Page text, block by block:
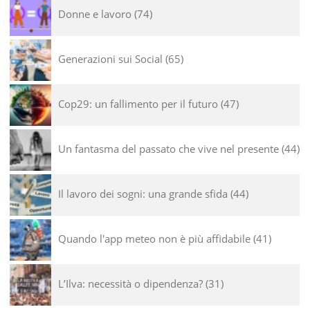
Donne e lavoro 74
Generazioni sui Social 65
Cop29: un fallimento per il futuro 47
Un fantasma del passato che vive nel presente 44
Il lavoro dei sogni: una grande sfida 44
Quando l'app meteo non è più affidabile 41
L’Ilva: necessità o dipendenza? 31